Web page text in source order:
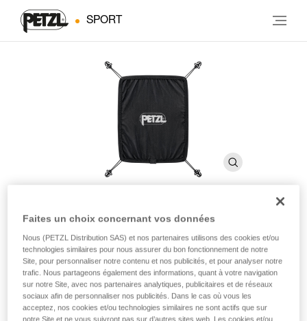
SPORT
Porte-casque BUG
Porte-casque de rechange pour sac à dos BUG
Filet porte-casque de rechange pour sac à dos BUG.
Faites un choix concernant vos données
Nous (PETZL Distribution SAS) et nos partenaires utilisons des cookies et/ou
technologies similaires pour nous assurer du bon fonctionnement de notre
Site, pour personnaliser notre contenu et nos publicités, et pour analyser notre
trafic. Nous partageons également des informations, quant à votre navigation
sur notre Site, avec nos partenaires analytiques, publicitaires et de réseaux
sociaux afin de personnaliser nos publicités. Dans le cas où vous les
acceptez, nos cookies et/ou technologies similaires ne sont actifs que sur
notre Site et ne vous suivront pas sur d’autres sites web. Les cookies et/ou